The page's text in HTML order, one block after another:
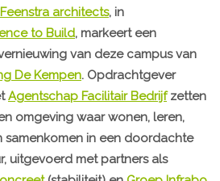
architects, in
to Build, markeert een
van deze campus van
De Kempen. Opdrachtgever
Agentschap Facilitair Bedrijfzetten
omgeving waar wonen, leren,
in een doordachte
uitgevoerd met partners als